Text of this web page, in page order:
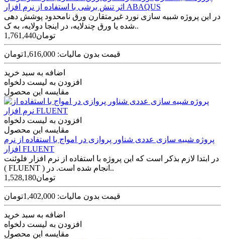
اثر تنش برشی با استفاده از نرم افزار ABAQUS
در این پروژه شبیه سازی نورد غیرمتقارن ورق نامحدود پوشش دهی
شده یا ورق چندلایه، در اینجا دولایه، به ک..
1,761,440تومان
قیمت بدون مالیات: 1,616,000تومان
اضافه به سبد خرید
افزودن به لیست دلخواه
مقایسه این محصول
افزودن به لیست دلخواه
مقایسه این محصول
پروژه شبیه سازی عددی شناور پروازی در امواج با استفاده از نرم
افزار FLUENT
در ابتدا لازم بذکر است که این پروژه با استفاده از نرم افزار فلوئنت
( FLUENT ) انجام شده است. در..
1,528,180تومان
قیمت بدون مالیات: 1,402,000تومان
اضافه به سبد خرید
افزودن به لیست دلخواه
مقایسه این محصول